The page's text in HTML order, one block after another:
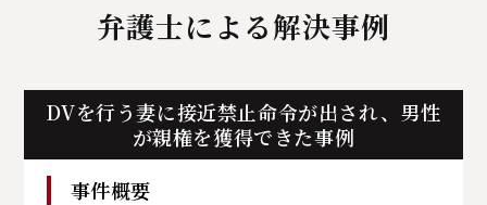
弁護士による解決事例
DVを行う妻に接近禁止命令が出され、男性
が親権を獲得できた事例
事件概要